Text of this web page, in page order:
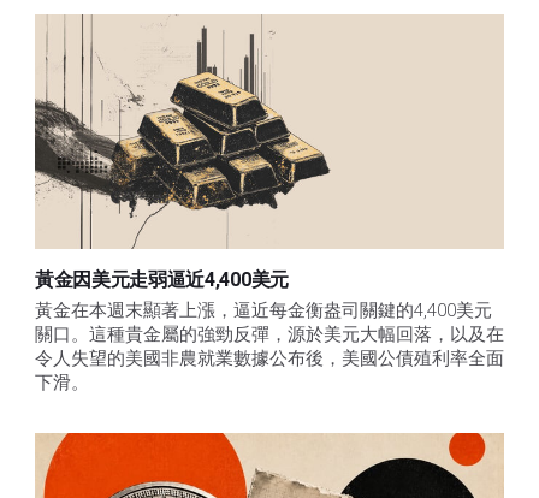
黃金因美元走弱逼近4,400美元
黃金在本週末顯著上漲，逼近每金衡盎司關鍵的4,400美元
關口。這種貴金屬的強勁反彈，源於美元大幅回落，以及在
令人失望的美國非農就業數據公布後，美國公債殖利率全面
下滑。